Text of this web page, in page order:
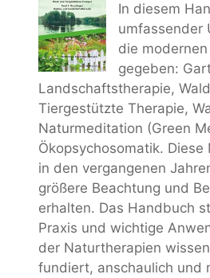
In diesem
umfassender
die modernen
gegeben:
Landschaftstherapie,
Tiergestützte Therapie,
Naturmeditation (Green
Ökopsychosomatik.
in den vergangenen
größere Beachtung und
erhalten. Das Handbuch
Praxis und wichtige
der Naturtherapien
fundiert, anschaulich und